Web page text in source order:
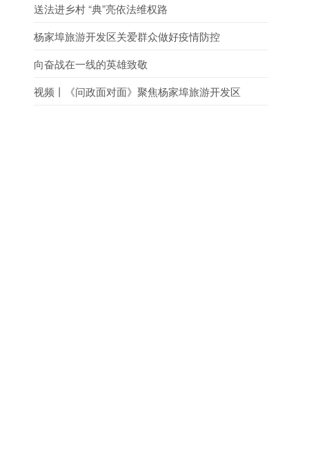
字-2023-F-00110881
送法进乡村 “典”亮依法维权路
杨家埠旅游开发区关爱群众做好疫情防控
向奋战在一线的英雄致敬
视频丨《问政面对面》聚焦杨家埠旅游开发区